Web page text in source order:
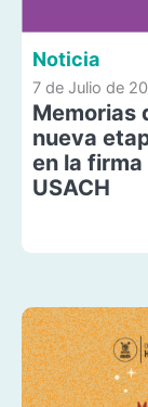
Noticia
7 de Julio de
Memorias
nueva
en la
USACH